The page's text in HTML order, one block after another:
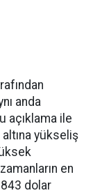
anda
açıklama ile
yükseliş
en
dolar